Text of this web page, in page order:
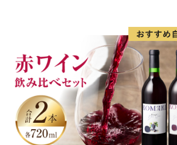
■ 灘の酒
■ 神戸ワイン
■ スイーツ
■ 有馬温泉
どれを選んで